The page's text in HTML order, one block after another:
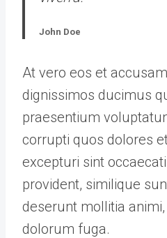
John Doe
At vero eos et
dignissimos ducimus
praesentium
corrupti quos dolores
excepturi sint
provident, similique
deserunt mollitia
dolorum fuga.